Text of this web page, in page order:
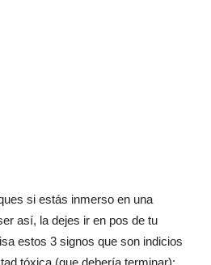
si estás inmerso en una
así, la dejes ir en pos de tu
estos 3 signos que son indicios